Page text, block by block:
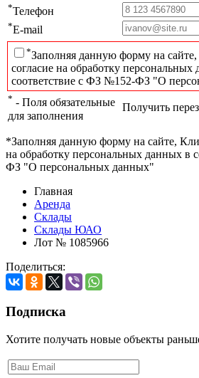
*Телефон
*E-mail
*Заполняя данную форму на сайте,
согласие на обработку персональных
соответствие с ФЗ №152-ФЗ "О
* - Поля обязательные
для заполнения
Получить
*Заполняя данную форму на сайте,
на обработку персональных данных в
ФЗ "О персональных данных"
Главная
Аренда
Склады
Склады ЮАО
Лот № 1085966
Поделиться:
Подписка
Хотите получать новые объекты